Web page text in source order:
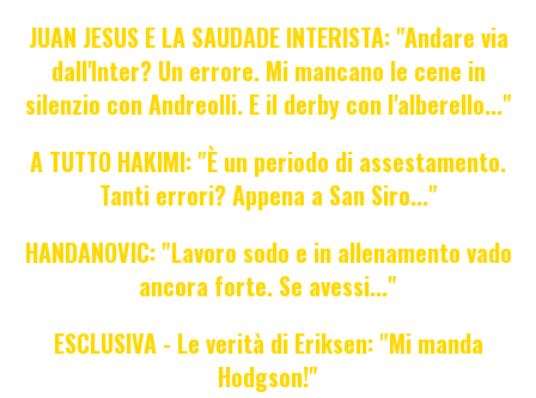
JUAN JESUS E LA SAUDADE INTERISTA: "Andare via
dall'Inter? Un errore. Mi mancano le cene in
silenzio con Andreolli. E il derby con l'alberello..."
A TUTTO HAKIMI: "È un periodo di assestamento.
Tanti errori? Appena a San Siro..."
HANDANOVIC: "Lavoro sodo e in allenamento vado
ancora forte. Se avessi..."
ESCLUSIVA - Le verità di Eriksen: "Mi manda
Hodgson!"